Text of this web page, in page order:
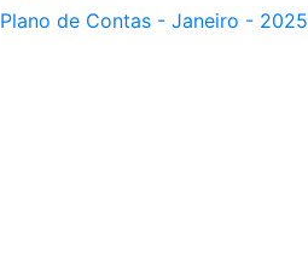
Plano de Contas - Janeiro - 2025